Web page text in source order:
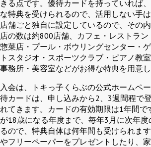
きる点です。優待カードを持っていれば
な特典を受けられるので、活用しない手
店舗ごと独自に設定しているので、その
店の数は約800店舗、カフェ・レストラン
惣菜店・プール・ボウリングセンター・
トスタジオ・スポーツクラブ・ピアノ教
事務所・美容室などがお得な特典を用意し
入会は、トキっ子くらぶの公式ホームペ
待カードは、申し込みから2、3週間程で
れてきます。カードの有効期限は1年間で
が18歳になる年度まで、毎年3月に次年
るので、特典自体は何年間も受けられま
やフリーペーパーをプレゼントしたり、